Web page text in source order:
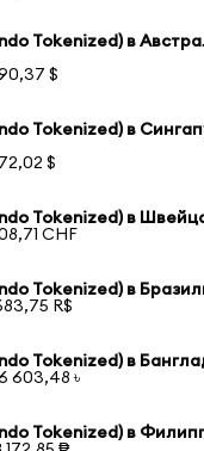
Tokenized) в
$
Tokenized) в
$
Tokenized) в
CHF
Tokenized) в
R$
Tokenized) в
603,48 ৳
Tokenized) в